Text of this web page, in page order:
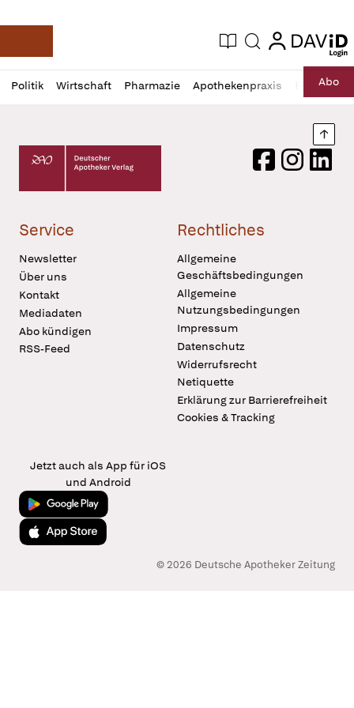
Deutsche Apotheker Zeitung
Aktuelle Ausgabe
Suche login
login
Politik Wirtschaft Pharmazie Apothekenpraxis RechtAbo
Profil
öffnen
Daz
Pur
Deutscher Apotheker Verlag Logo
FacebookInstagram
Service
Newsletter
Über uns
Kontakt
Mediadaten
Abo kündigen
RSS-Feed
Rechtliches
Allgemeine
Geschäftsbedingungen
Allgemeine
Nutzungsbedingungen
Impressum
Datenschutz
Widerrufsrecht
Netiquette
Erklärung zur Barrierefreiheit
Cookies & Tracking
Jetzt auch als App für iOS
und Android
Jetzt bei Google Play
Laden im App Store
© 2026 Deutsche Apotheker Zeitung